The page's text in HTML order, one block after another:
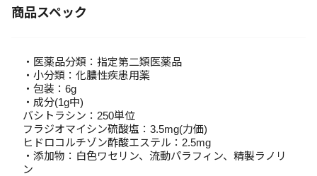
商品スペック
・医薬品分類：指定第二類医薬品
・小分類：化膿性疾患用薬
・包装：6g
・成分(1g中)
バシトラシン：250単位
フラジオマイシン硫酸塩：3.5mg(力価)
ヒドロコルチゾン酢酸エステル：2.5mg
・添加物：白色ワセリン、流動パラフィン、精製ラノリ
ン